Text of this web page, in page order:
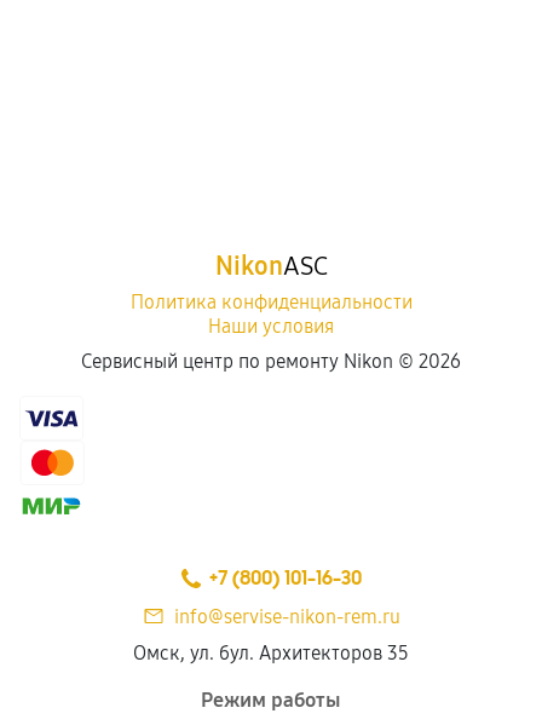
NikonASC
Политика конфиденциальности
Наши условия
Сервисный центр по ремонту Nikon © 2026
+7 (800) 101-16-30
info@servise-nikon-rem.ru
Омск, ул. бул. Архитекторов 35
Режим работы